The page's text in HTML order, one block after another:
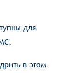
для
в этом